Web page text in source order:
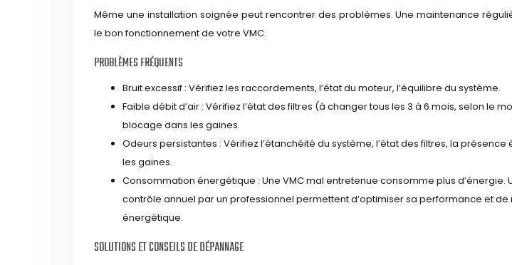
Même une installation soignée peut rencontrer des problèmes. Une maintenance
le bon fonctionnement de votre VMC.
PROBLÈMES FRÉQUENTS
Bruit excessif : Vérifiez les raccordements, l’état du moteur, l’équilibre du système.
Faible débit d’air : Vérifiez l’état des filtres (à changer tous les 3 à 6 mois, selon le
blocage dans les gaines.
Odeurs persistantes : Vérifiez l’étanchéité du système, l’état des filtres, la
les gaines.
Consommation énergétique : Une VMC mal entretenue consomme plus d’énergie.
contrôle annuel par un professionnel permettent d’optimiser sa performance et
énergétique.
SOLUTIONS ET CONSEILS DE DÉPANNAGE